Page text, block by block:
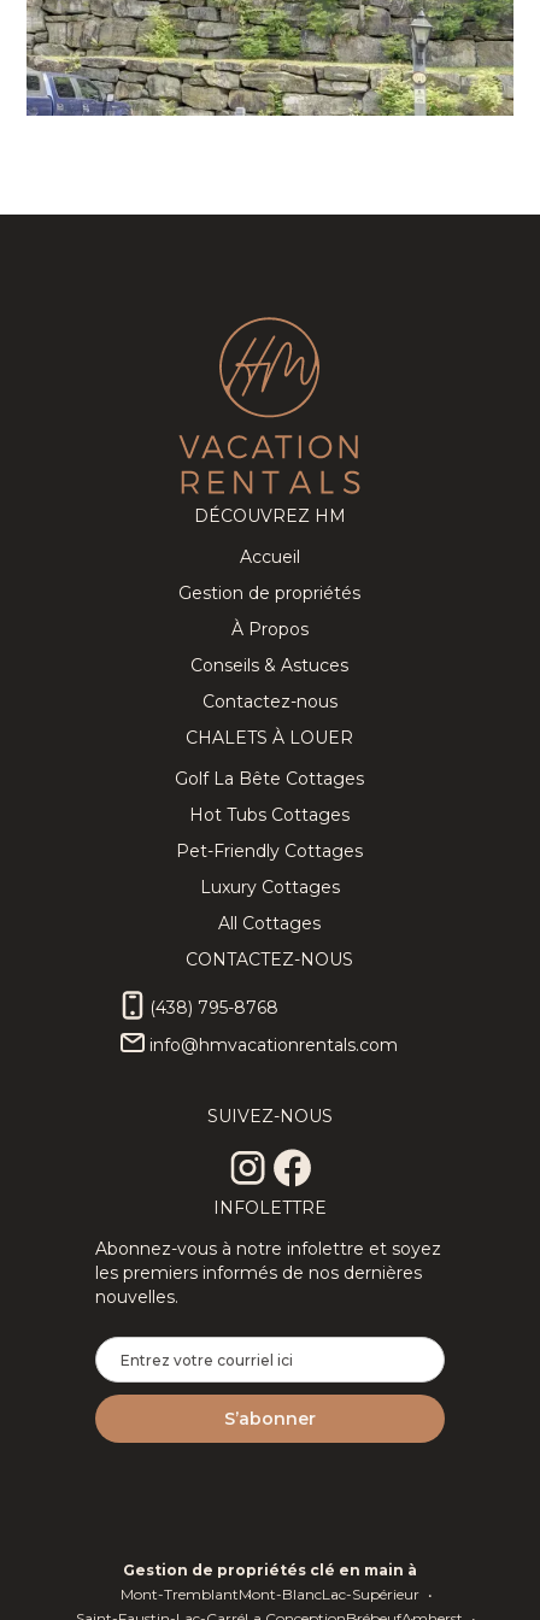
DÉCOUVREZ HM
Accueil
Gestion de propriétés
À Propos
Conseils & Astuces
Contactez-nous
CHALETS À LOUER
Golf La Bête Cottages
Hot Tubs Cottages
Pet-Friendly Cottages
Luxury Cottages
All Cottages
CONTACTEZ-NOUS
(438) 795-8768
info@hmvacationrentals.com
SUIVEZ-NOUS
INFOLETTRE
Abonnez-vous à notre infolettre et soyez
les premiers informés de nos dernières
nouvelles.
Gestion de propriétés clé en main à
Mont-TremblantMont-BlancLac-Supérieur